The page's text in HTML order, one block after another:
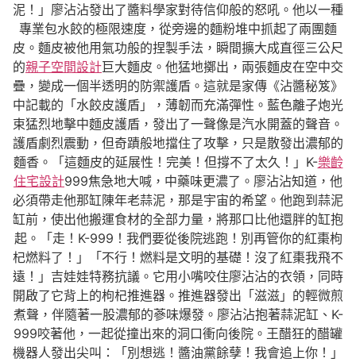
泥！」廖沾沾發出了醬料學家對待信仰般的怒吼。他以一種
專業包水餃的極限速度，從旁邊的麵粉堆中抓起了兩團麵
皮。麵皮被他用氣功般的捏製手法，瞬間擴大成直徑三公尺
的親子空間設計巨大麵皮。他猛地擲出，兩張麵皮在空中交
疊，變成一個半透明的防禦護盾。這就是家傳《沾醬秘笈》
中記載的「水餃皮護盾」，薄韌而充滿彈性。藍色離子炮光
束猛烈地擊中麵皮護盾，發出了一聲像是汽水開蓋的聲音。
護盾劇烈震動，但奇蹟般地擋住了攻擊，只是散發出濃郁的
麵香。「這麵皮的延展性！完美！但撐不了太久！」K-樂齡
住宅設計999焦急地大喊，中藥味更濃了。廖沾沾知道，他
必須帶走他那缸陳年老蒜泥，那是宇宙的希望。他跑到蒜泥
缸前，使出他搬運食材的全部力量，將那口比他還胖的缸抱
起。「走！K-999！我們要從後院逃跑！別再管你的紅棗枸
杞燃料了！」「不行！燃料是文明的基礎！沒了紅棗我飛不
遠！」吉娃娃特務抗議。它用小嘴咬住廖沾沾的衣領，同時
開啟了它背上的枸杞推進器。推進器發出「滋滋」的輕微煎
煮聲，伴隨著一股濃郁的蔘味爆發。廖沾沾抱著蒜泥缸、K-
999咬著他，一起從撞出來的洞口衝向後院。王醋狂的醋罐
機器人發出尖叫：「別想逃！醬油黨餘孽！我會追上你！」